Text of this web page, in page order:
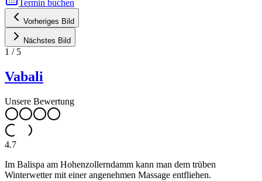
Termin buchen
Vorheriges Bild
Nächstes Bild
1 / 5
Vabali
Unsere Bewertung
4.7
Im Balispa am Hohenzollerndamm kann man dem trüben
Winterwetter mit einer angenehmen Massage entfliehen.